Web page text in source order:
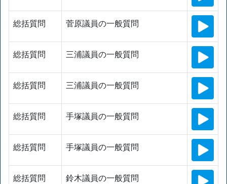
総括質問 菅原議員の一般質問
総括質問 三浦議員の一般質問
総括質問 三浦議員の一般質問
総括質問 手塚議員の一般質問
総括質問 手塚議員の一般質問
総括質問 鈴木議員の一般質問